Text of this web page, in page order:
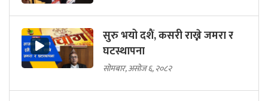
सुरु भयो दशैं, कसरी राख्ने जमरा र
घटस्थापना
सोमबार, असोज ६, २०८२